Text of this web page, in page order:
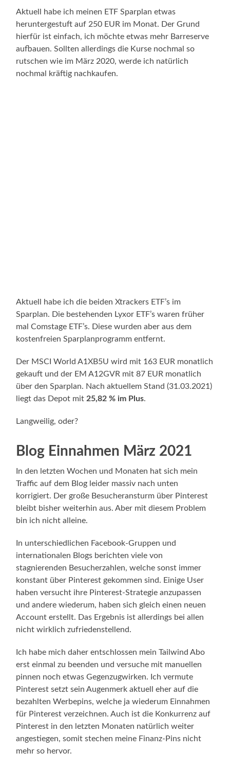
Aktuell habe ich meinen ETF Sparplan etwas
heruntergestuft auf 250 EUR im Monat. Der Grund
hierfür ist einfach, ich möchte etwas mehr Barreserve
aufbauen. Sollten allerdings die Kurse nochmal so
rutschen wie im März 2020, werde ich natürlich
nochmal kräftig nachkaufen.
Aktuell habe ich die beiden Xtrackers ETF’s im
Sparplan. Die bestehenden Lyxor ETF’s waren früher
mal Comstage ETF’s. Diese wurden aber aus dem
kostenfreien Sparplanprogramm entfernt.
Der MSCI World A1XB5U wird mit 163 EUR monatlich
gekauft und der EM A12GVR mit 87 EUR monatlich
über den Sparplan. Nach aktuellem Stand (31.03.2021)
liegt das Depot mit 25,82 % im Plus.
Langweilig, oder?
Blog Einnahmen März 2021
In den letzten Wochen und Monaten hat sich mein
Traffic auf dem Blog leider massiv nach unten
korrigiert. Der große Besucheransturm über Pinterest
bleibt bisher weiterhin aus. Aber mit diesem Problem
bin ich nicht alleine.
In unterschiedlichen Facebook-Gruppen und
internationalen Blogs berichten viele von
stagnierenden Besucherzahlen, welche sonst immer
konstant über Pinterest gekommen sind. Einige User
haben versucht ihre Pinterest-Strategie anzupassen
und andere wiederum, haben sich gleich einen neuen
Account erstellt. Das Ergebnis ist allerdings bei allen
nicht wirklich zufriedenstellend.
Ich habe mich daher entschlossen mein Tailwind Abo
erst einmal zu beenden und versuche mit manuellen
pinnen noch etwas Gegenzugwirken. Ich vermute
Pinterest setzt sein Augenmerk aktuell eher auf die
bezahlten Werbepins, welche ja wiederum Einnahmen
für Pinterest verzeichnen. Auch ist die Konkurrenz auf
Pinterest in den letzten Monaten natürlich weiter
angestiegen, somit stechen meine Finanz-Pins nicht
mehr so hervor.